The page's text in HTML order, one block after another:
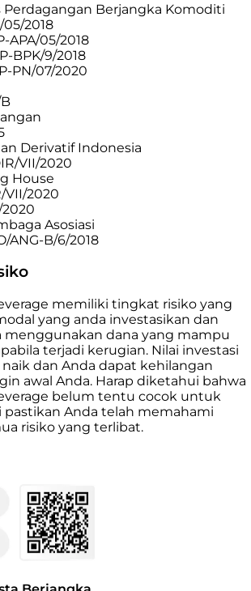
Perdagangan Berjangka Komoditi
05/2018
APA/05/2018
BPK/9/2018
PN/07/2020
Derivatif Indonesia
VII/2020
House
VII/2020
2020
Asosiasi
ANG-B/6/2018
memiliki tingkat risiko yang
yang anda investasikan dan
menggunakan dana yang mampu
terjadi kerugian. Nilai investasi
dan Anda dapat kehilangan
awal Anda. Harap diketahui bahwa
belum tentu cocok untuk
pastikan Anda telah memahami
risiko yang terlibat.